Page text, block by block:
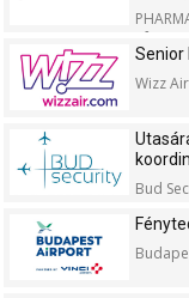
Kft.
Senior
Wizz
Bud